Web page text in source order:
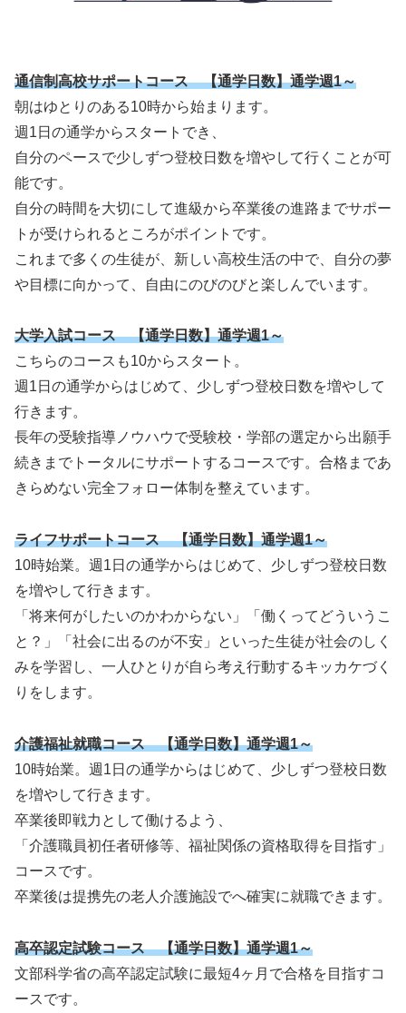
通信制高校サポートコース 【通学日数】通学週1～
朝はゆとりのある10時から始まります。
週1日の通学からスタートでき、
自分のペースで少しずつ登校日数を増やして行くことが可
能です。
自分の時間を大切にして進級から卒業後の進路までサポー
トが受けられるところがポイントです。
これまで多くの生徒が、新しい高校生活の中で、自分の夢
や目標に向かって、自由にのびのびと楽しんでいます。
大学入試コース 【通学日数】通学週1～
こちらのコースも10からスタート。
週1日の通学からはじめて、少しずつ登校日数を増やして
行きます。
長年の受験指導ノウハウで受験校・学部の選定から出願手
続きまでトータルにサポートするコースです。合格まであ
きらめない完全フォロー体制を整えています。
ライフサポートコース 【通学日数】通学週1～
10時始業。週1日の通学からはじめて、少しずつ登校日数
を増やして行きます。
「将来何がしたいのかわからない」「働くってどういうこ
と？」「社会に出るのが不安」といった生徒が社会のしく
みを学習し、一人ひとりが自ら考え行動するキッカケづく
りをします。
介護福祉就職コース 【通学日数】通学週1～
10時始業。週1日の通学からはじめて、少しずつ登校日数
を増やして行きます。
卒業後即戦力として働けるよう、
「介護職員初任者研修等、福祉関係の資格取得を目指す」
コースです。
卒業後は提携先の老人介護施設でへ確実に就職できます。
高卒認定試験コース【通学日数】通学週1～
文部科学省の高卒認定試験に最短4ヶ月で合格を目指すコ
ースです。